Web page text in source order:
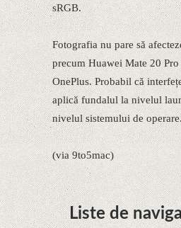
sRGB.
Fotografia nu pare să
precum Huawei Mate 20
OnePlus. Probabil că
aplică fundalul la nivelul
nivelul sistemului de
(via 9to5mac)
Liste de